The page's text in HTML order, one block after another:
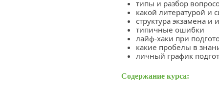
типы и разбор
какой литературой и
структура экзамена и
типичные ошибки
лайф-хаки при
какие пробелы в
личный график
Содержание курса: